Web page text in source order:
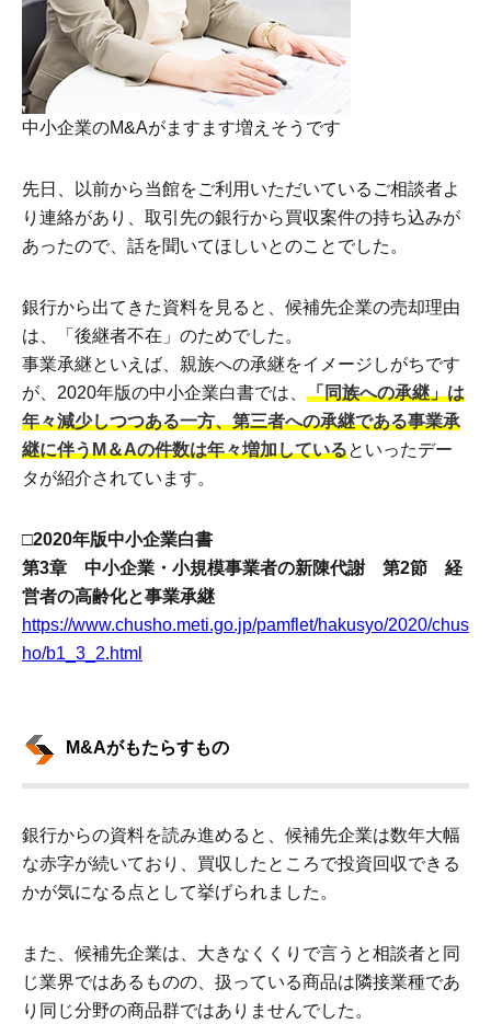
中小企業のM&Aがますます増えそうです
先日、以前から当館をご利用いただいているご相談者よ
り連絡があり、取引先の銀行から買収案件の持ち込みが
あったので、話を聞いてほしいとのことでした。
銀行から出てきた資料を見ると、候補先企業の売却理由
は、「後継者不在」のためでした。
事業承継といえば、親族への承継をイメージしがちです
が、2020年版の中小企業白書では、 「同族への承継」は
年々減少しつつある一方、第三者への承継である事業承
継に伴うM＆Aの件数は年々増加しているといったデー
タが紹介されています。
□2020年版中小企業白書
第3章 中小企業・小規模事業者の新陳代謝 第2節 経
営者の高齢化と事業承継
https://www.chusho.meti.go.jp/pamflet/hakusyo/2020/chus
ho/b1_3_2.html
M&Aがもたらすもの
銀行からの資料を読み進めると、候補先企業は数年大幅
な赤字が続いており、買収したところで投資回収できる
かが気になる点として挙げられました。
また、候補先企業は、大きなくくりで言うと相談者と同
じ業界ではあるものの、扱っている商品は隣接業種であ
り同じ分野の商品群ではありませんでした。